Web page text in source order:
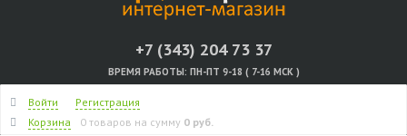
+7 (343) 204 73 37
ВРЕМЯ РАБОТЫ: ПН-ПТ 9-18 ( 7-16 МСК )
Войти
Регистрация
Корзина
0 товаров на сумму 0 руб.